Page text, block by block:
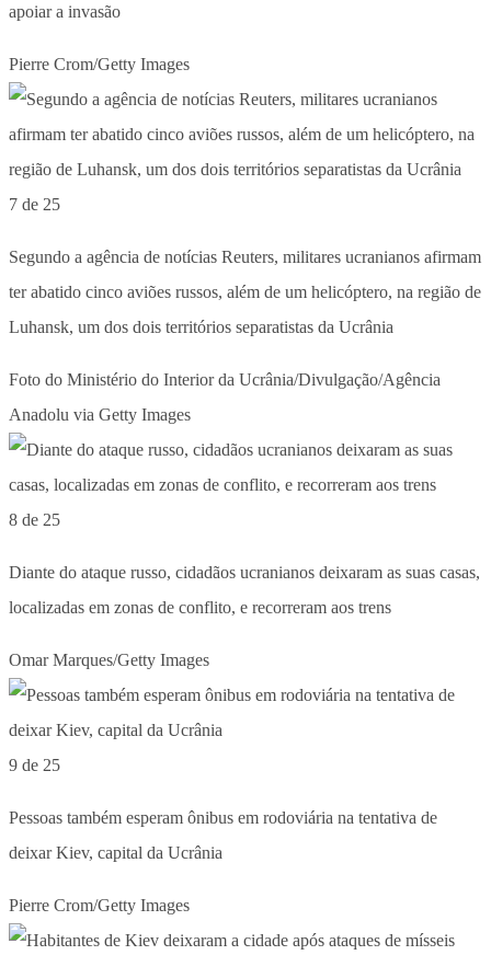
apoiar a invasão
Pierre Crom/Getty Images
7 de 25
Segundo a agência de notícias Reuters, militares ucranianos afirmam
ter abatido cinco aviões russos, além de um helicóptero, na região de
Luhansk, um dos dois territórios separatistas da Ucrânia
Foto do Ministério do Interior da Ucrânia/Divulgação/Agência
Anadolu via Getty Images
8 de 25
Diante do ataque russo, cidadãos ucranianos deixaram as suas casas,
localizadas em zonas de conflito, e recorreram aos trens
Omar Marques/Getty Images
9 de 25
Pessoas também esperam ônibus em rodoviária na tentativa de
deixar Kiev, capital da Ucrânia
Pierre Crom/Getty Images